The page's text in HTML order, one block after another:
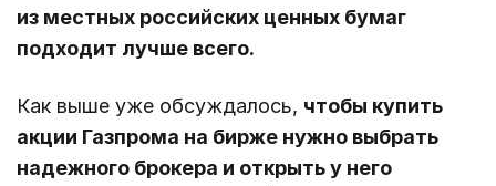
из местных российских ценных бумаг
подходит лучше всего.
Как выше уже обсуждалось, чтобы купить
акции Газпрома на бирже нужно выбрать
надежного брокера и открыть у него